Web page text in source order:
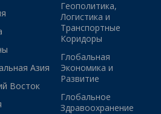
Азия
Восток
Геополитика,
Логистика и
Транспортные
Коридоры
Глобальная
Экономика и
Развитие
Глобальное
Здравоохранение